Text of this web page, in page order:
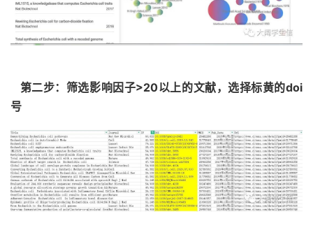
第二步：筛选影响因子>20以上的文献，选择标黄的doi
号